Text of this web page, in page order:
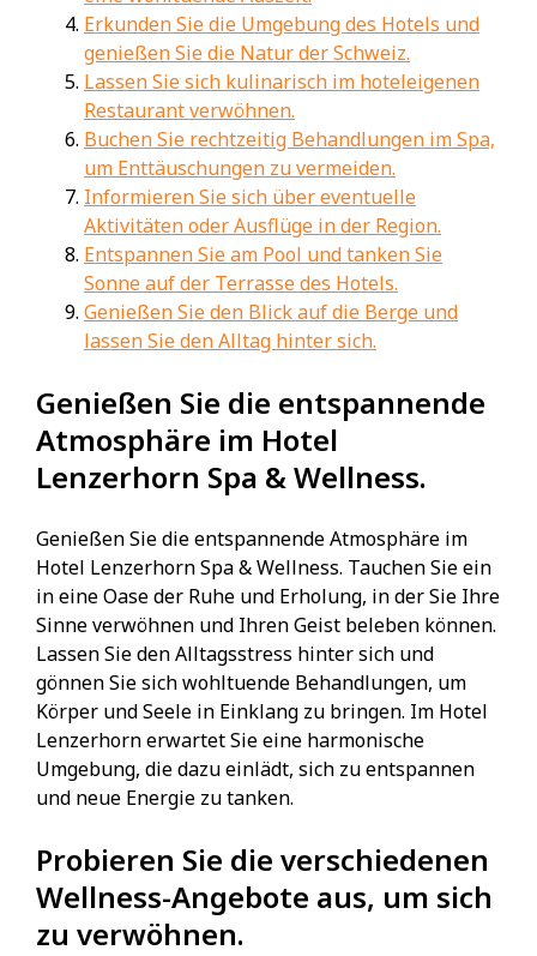
Erkunden Sie die Umgebung des Hotels und
genießen Sie die Natur der Schweiz.
Lassen Sie sich kulinarisch im hoteleigenen
Restaurant verwöhnen.
Buchen Sie rechtzeitig Behandlungen im Spa,
um Enttäuschungen zu vermeiden.
Informieren Sie sich über eventuelle
Aktivitäten oder Ausflüge in der Region.
Entspannen Sie am Pool und tanken Sie
Sonne auf der Terrasse des Hotels.
Genießen Sie den Blick auf die Berge und
lassen Sie den Alltag hinter sich.
Genießen Sie die entspannende
Atmosphäre im Hotel
Lenzerhorn Spa & Wellness.
Genießen Sie die entspannende Atmosphäre im
Hotel Lenzerhorn Spa & Wellness. Tauchen Sie ein
in eine Oase der Ruhe und Erholung, in der Sie Ihre
Sinne verwöhnen und Ihren Geist beleben können.
Lassen Sie den Alltagsstress hinter sich und
gönnen Sie sich wohltuende Behandlungen, um
Körper und Seele in Einklang zu bringen. Im Hotel
Lenzerhorn erwartet Sie eine harmonische
Umgebung, die dazu einlädt, sich zu entspannen
und neue Energie zu tanken.
Probieren Sie die verschiedenen
Wellness-Angebote aus, um sich
zu verwöhnen.